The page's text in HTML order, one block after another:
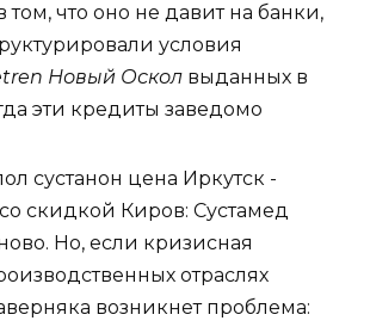
том, что оно не давит на банки,
условия
Новый Оскол выданных в
эти кредиты заведомо
сустанон цена Иркутск -
скидкой Киров: Сустамед
Но, если кризисная
отраслях
возникнет проблема: